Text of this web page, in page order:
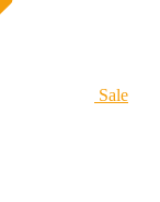
Sale